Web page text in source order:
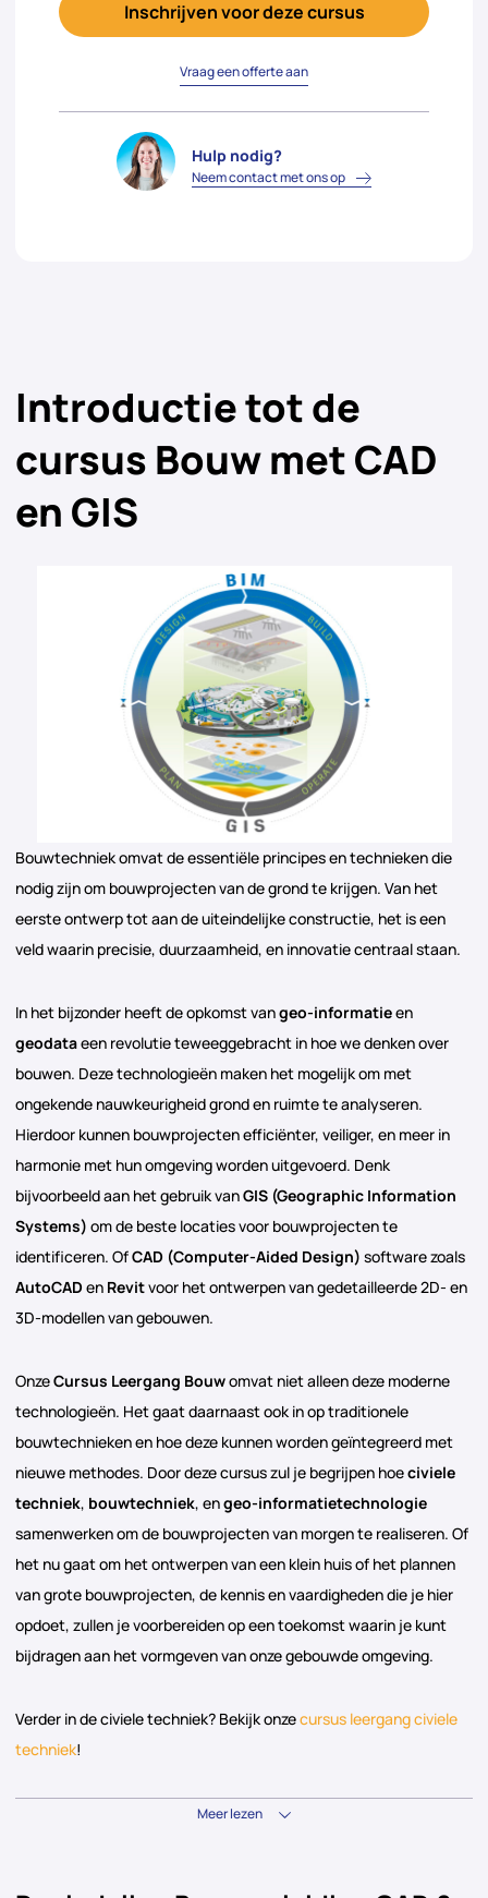
Introductie tot de
cursus Bouw met CAD
en GIS
Bouwtechniek omvat de essentiële principes en technieken die
nodig zijn om bouwprojecten van de grond te krijgen. Van het
eerste ontwerp tot aan de uiteindelijke constructie, het is een
veld waarin precisie, duurzaamheid, en innovatie centraal staan.
In het bijzonder heeft de opkomst vangeo-informatieen
geodataeen revolutie teweeggebracht in hoe we denken over
bouwen. Deze technologieën maken het mogelijk om met
ongekende nauwkeurigheid grond en ruimte te analyseren.
Hierdoor kunnen bouwprojecten efficiënter, veiliger, en meer in
harmonie met hun omgeving worden uitgevoerd. Denk
bijvoorbeeld aan het gebruik vanGIS (Geographic Information
Systems) om de beste locaties voor bouwprojecten te
identificeren. OfCAD (Computer-Aided Design) software zoals
AutoCAD en Revitvoor het ontwerpen van gedetailleerde 2D- en
3D-modellen van gebouwen.
OnzeCursus Leergang Bouwomvat niet alleen deze moderne
technologieën. Het gaat daarnaast ook in op traditionele
bouwtechnieken en hoe deze kunnen worden geïntegreerd met
nieuwe methodes. Door deze cursus zul je begrijpen hoeciviele
techniek, bouwtechniek, engeo-informatietechnologie
samenwerken om de bouwprojecten van morgen te realiseren. Of
het nu gaat om het ontwerpen van een klein huis of het plannen
van grote bouwprojecten, de kennis en vaardigheden die je hier
opdoet, zullen je voorbereiden op een toekomst waarin je kunt
bijdragen aan het vormgeven van onze gebouwde omgeving.
Verder in de civiele techniek? Bekijk onzecursus leergang civiele
techniek!
Meer lezen
Inschrijven voor deze cursus
Vraag een offerte aan
Hulp nodig?
Neem contact met ons op